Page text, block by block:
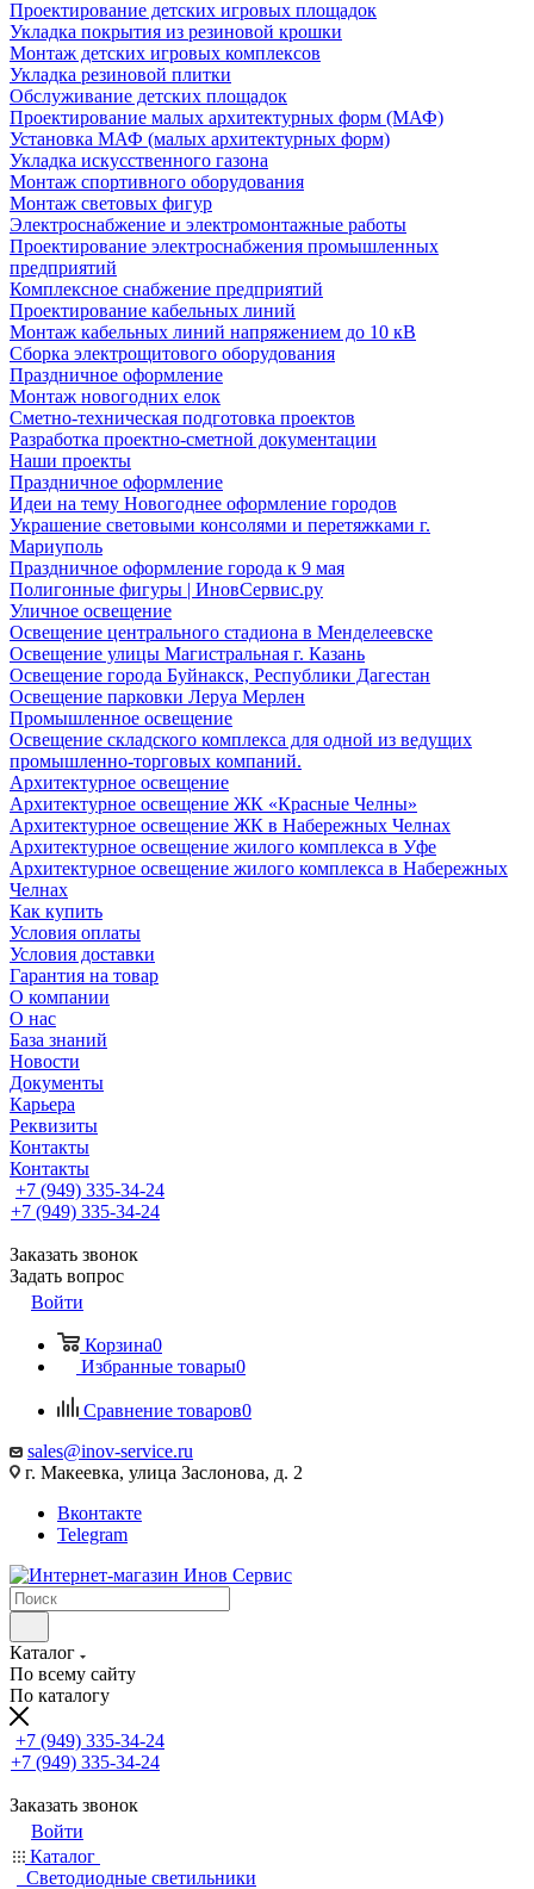
Проектирование детских игровых площадок
Укладка покрытия из резиновой крошки
Монтаж детских игровых комплексов
Укладка резиновой плитки
Обслуживание детских площадок
Проектирование малых архитектурных форм (МАФ)
Установка МАФ (малых архитектурных форм)
Укладка искусственного газона
Монтаж спортивного оборудования
Монтаж световых фигур
Электроснабжение и электромонтажные работы
Проектирование электроснабжения промышленных
предприятий
Комплексное снабжение предприятий
Проектирование кабельных линий
Монтаж кабельных линий напряжением до 10 кВ
Сборка электрощитового оборудования
Праздничное оформление
Монтаж новогодних елок
Сметно-техническая подготовка проектов
Разработка проектно-сметной документации
Наши проекты
Праздничное оформление
Идеи на тему Новогоднее оформление городов
Украшение световыми консолями и перетяжками г.
Мариуполь
Праздничное оформление города к 9 мая
Полигонные фигуры | ИновСервис.ру
Уличное освещение
Освещение центрального стадиона в Менделеевске
Освещение улицы Магистральная г. Казань
Освещение города Буйнакск, Республики Дагестан
Освещение парковки Леруа Мерлен
Промышленное освещение
Освещение складского комплекса для одной из ведущих
промышленно-торговых компаний.
Архитектурное освещение
Архитектурное освещение ЖК «Красные Челны»
Архитектурное освещение ЖК в Набережных Челнах
Архитектурное освещение жилого комплекса в Уфе
Архитектурное освещение жилого комплекса в Набережных
Челнах
Как купить
Условия оплаты
Условия доставки
Гарантия на товар
О компании
О нас
База знаний
Новости
Документы
Карьера
Реквизиты
Контакты
Контакты
+7 (949) 335-34-24
+7 (949) 335-34-24
Заказать звонок
Задать вопрос
Войти
Корзина0
Избранные товары0
Сравнение товаров0
sales@inov-service.ru
г. Макеевка, улица Заслонова, д. 2
Вконтакте
Telegram
Каталог
По всему сайту
По каталогу
+7 (949) 335-34-24
+7 (949) 335-34-24
Заказать звонок
Войти
Каталог
Светодиодные светильники